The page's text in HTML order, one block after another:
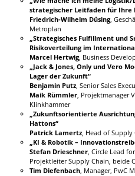
strategischer Leitfaden für Ihre
Friedrich-Wilhelm Düsing,
Metroplan
„Strategisches Fulfillment und
Risikoverteilung im
Marcel Hertwig, Business
„Jack & Jones, Only und Vero
Lager der Zukunft“
Benjamin Putz, Senior Sales
Maik Rümmler, Projektmanager
Klinkhammer
„Zukunftsorientierte
Hattons“
Patrick Lamertz, Head of Supply
„KI & Robotik –
Stefan Drieschner, Circle Lead
Projektleiter Supply Chain, beide
Tim Diefenbach, Manager, PwC